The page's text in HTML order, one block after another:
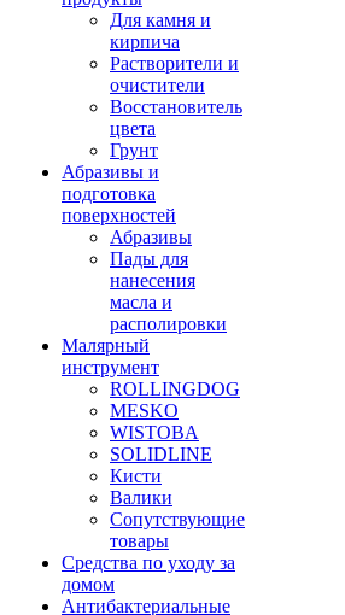
Для камня и
кирпича
Растворители и
очистители
Восстановитель
цвета
Грунт
Абразивы и
подготовка
поверхностей
Абразивы
Пады для
нанесения
масла и
располировки
Малярный
инструмент
ROLLINGDOG
MESKO
WISTOBA
SOLIDLINE
Кисти
Валики
Сопутствующие
товары
Средства по уходу за
домом
Антибактериальные